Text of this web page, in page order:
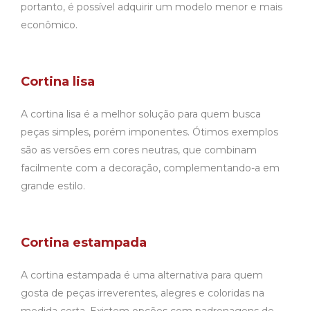
portanto, é possível adquirir um modelo menor e mais
econômico.
Cortina lisa
A cortina lisa é a melhor solução para quem busca
peças simples, porém imponentes. Ótimos exemplos
são as versões em cores neutras, que combinam
facilmente com a decoração, complementando-a em
grande estilo.
Cortina estampada
A cortina estampada é uma alternativa para quem
gosta de peças irreverentes, alegres e coloridas na